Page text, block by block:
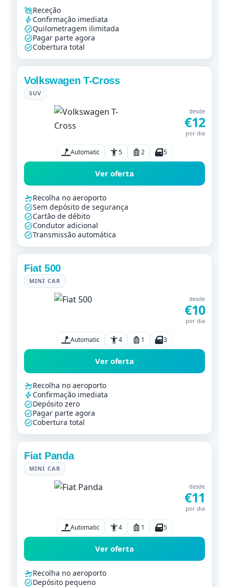
Receção
Confirmação imediata
Quilometragem ilimitada
Pagar parte agora
Cobertura total
Volkswagen T-Cross
SUV
desde
€12
por dia
Automatic 5 2 5
Ver oferta
Recolha no aeroporto
Sem depósito de segurança
Cartão de débito
Condutor adicional
Transmissão automática
Fiat 500
MINI CAR
desde
€10
por dia
Automatic 4 1 3
Ver oferta
Recolha no aeroporto
Confirmação imediata
Depósito zero
Pagar parte agora
Cobertura total
Fiat Panda
MINI CAR
desde
€11
por dia
Automatic 4 1 5
Ver oferta
Recolha no aeroporto
Depósito pequeno